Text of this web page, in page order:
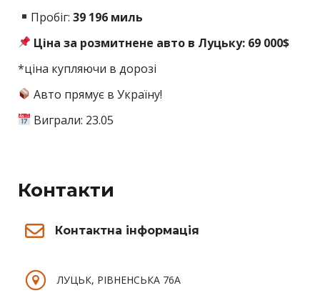
Пробіг: 39 196 миль
Ціна за розмитнене авто в Луцьку: 69 000$
*ціна купляючи в дорозі
Авто прямує в Україну!
Виграли: 23.05
Контакти
Контактна інформація
ЛУЦЬК, РІВНЕНСЬКА 76А